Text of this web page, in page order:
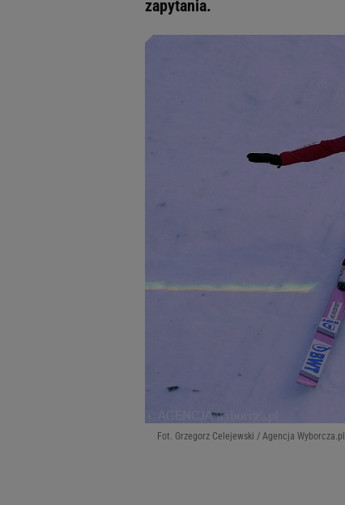
zapytania.
Fot. Grzegorz Celejewski / Agencja Wyborcza.pl